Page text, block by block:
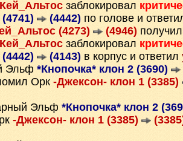
Кей_Альтос заблокировал
(4442) по голове и
(4273) (4946)
Кей_Альтос заблокировал
(4143) в корпус и ответил
Эльф *Кнопочка* клон 2 (3690)
Орк -Джексон- клон 1 (3385)
Эльф *Кнопочка* клон 2
-Джексон- клон 1 (3385)